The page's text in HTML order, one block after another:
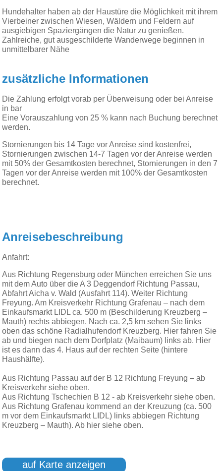
Hundehalter haben ab der Haustüre die Möglichkeit mit ihrem
Vierbeiner zwischen Wiesen, Wäldern und Feldern auf
ausgiebigen Spaziergängen die Natur zu genießen.
Zahlreiche, gut ausgeschilderte Wanderwege beginnen in
unmittelbarer Nähe
zusätzliche Informationen
Die Zahlung erfolgt vorab per Überweisung oder bei Anreise
in bar
Eine Vorauszahlung von 25 % kann nach Buchung berechnet
werden.
Stornierungen bis 14 Tage vor Anreise sind kostenfrei,
Stornierungen zwischen 14-7 Tagen vor der Anreise werden
mit 50% der Gesamtkosten berechnet, Stornierungen in den 7
Tagen vor der Anreise werden mit 100% der Gesamtkosten
berechnet.
Anreisebeschreibung
Anfahrt:
Aus Richtung Regensburg oder München erreichen Sie uns
mit dem Auto über die A 3 Deggendorf Richtung Passau,
Abfahrt Aicha v. Wald (Ausfahrt 114). Weiter Richtung
Freyung. Am Kreisverkehr Richtung Grafenau – nach dem
Einkaufsmarkt LIDL ca. 500 m (Beschilderung Kreuzberg –
Mauth) rechts abbiegen. Nach ca. 2,5 km sehen Sie links
oben das schöne Radialhufendorf Kreuzberg. Hier fahren Sie
ab und biegen nach dem Dorfplatz (Maibaum) links ab. Hier
ist es dann das 4. Haus auf der rechten Seite (hintere
Haushälfte).
Aus Richtung Passau auf der B 12 Richtung Freyung – ab
Kreisverkehr siehe oben.
Aus Richtung Tschechien B 12 - ab Kreisverkehr siehe oben.
Aus Richtung Grafenau kommend an der Kreuzung (ca. 500
m vor dem Einkaufsmarkt LIDL) links abbiegen Richtung
Kreuzberg – Mauth). Ab hier siehe oben.
auf Karte anzeigen